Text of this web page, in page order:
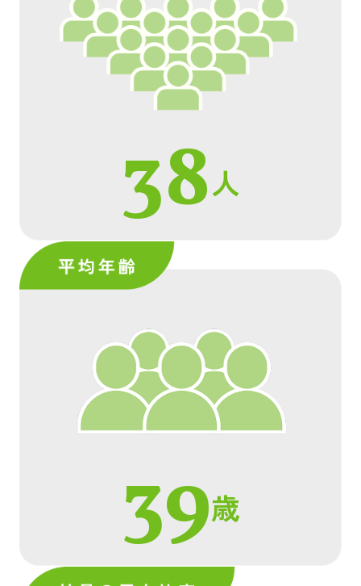
38人
39歳